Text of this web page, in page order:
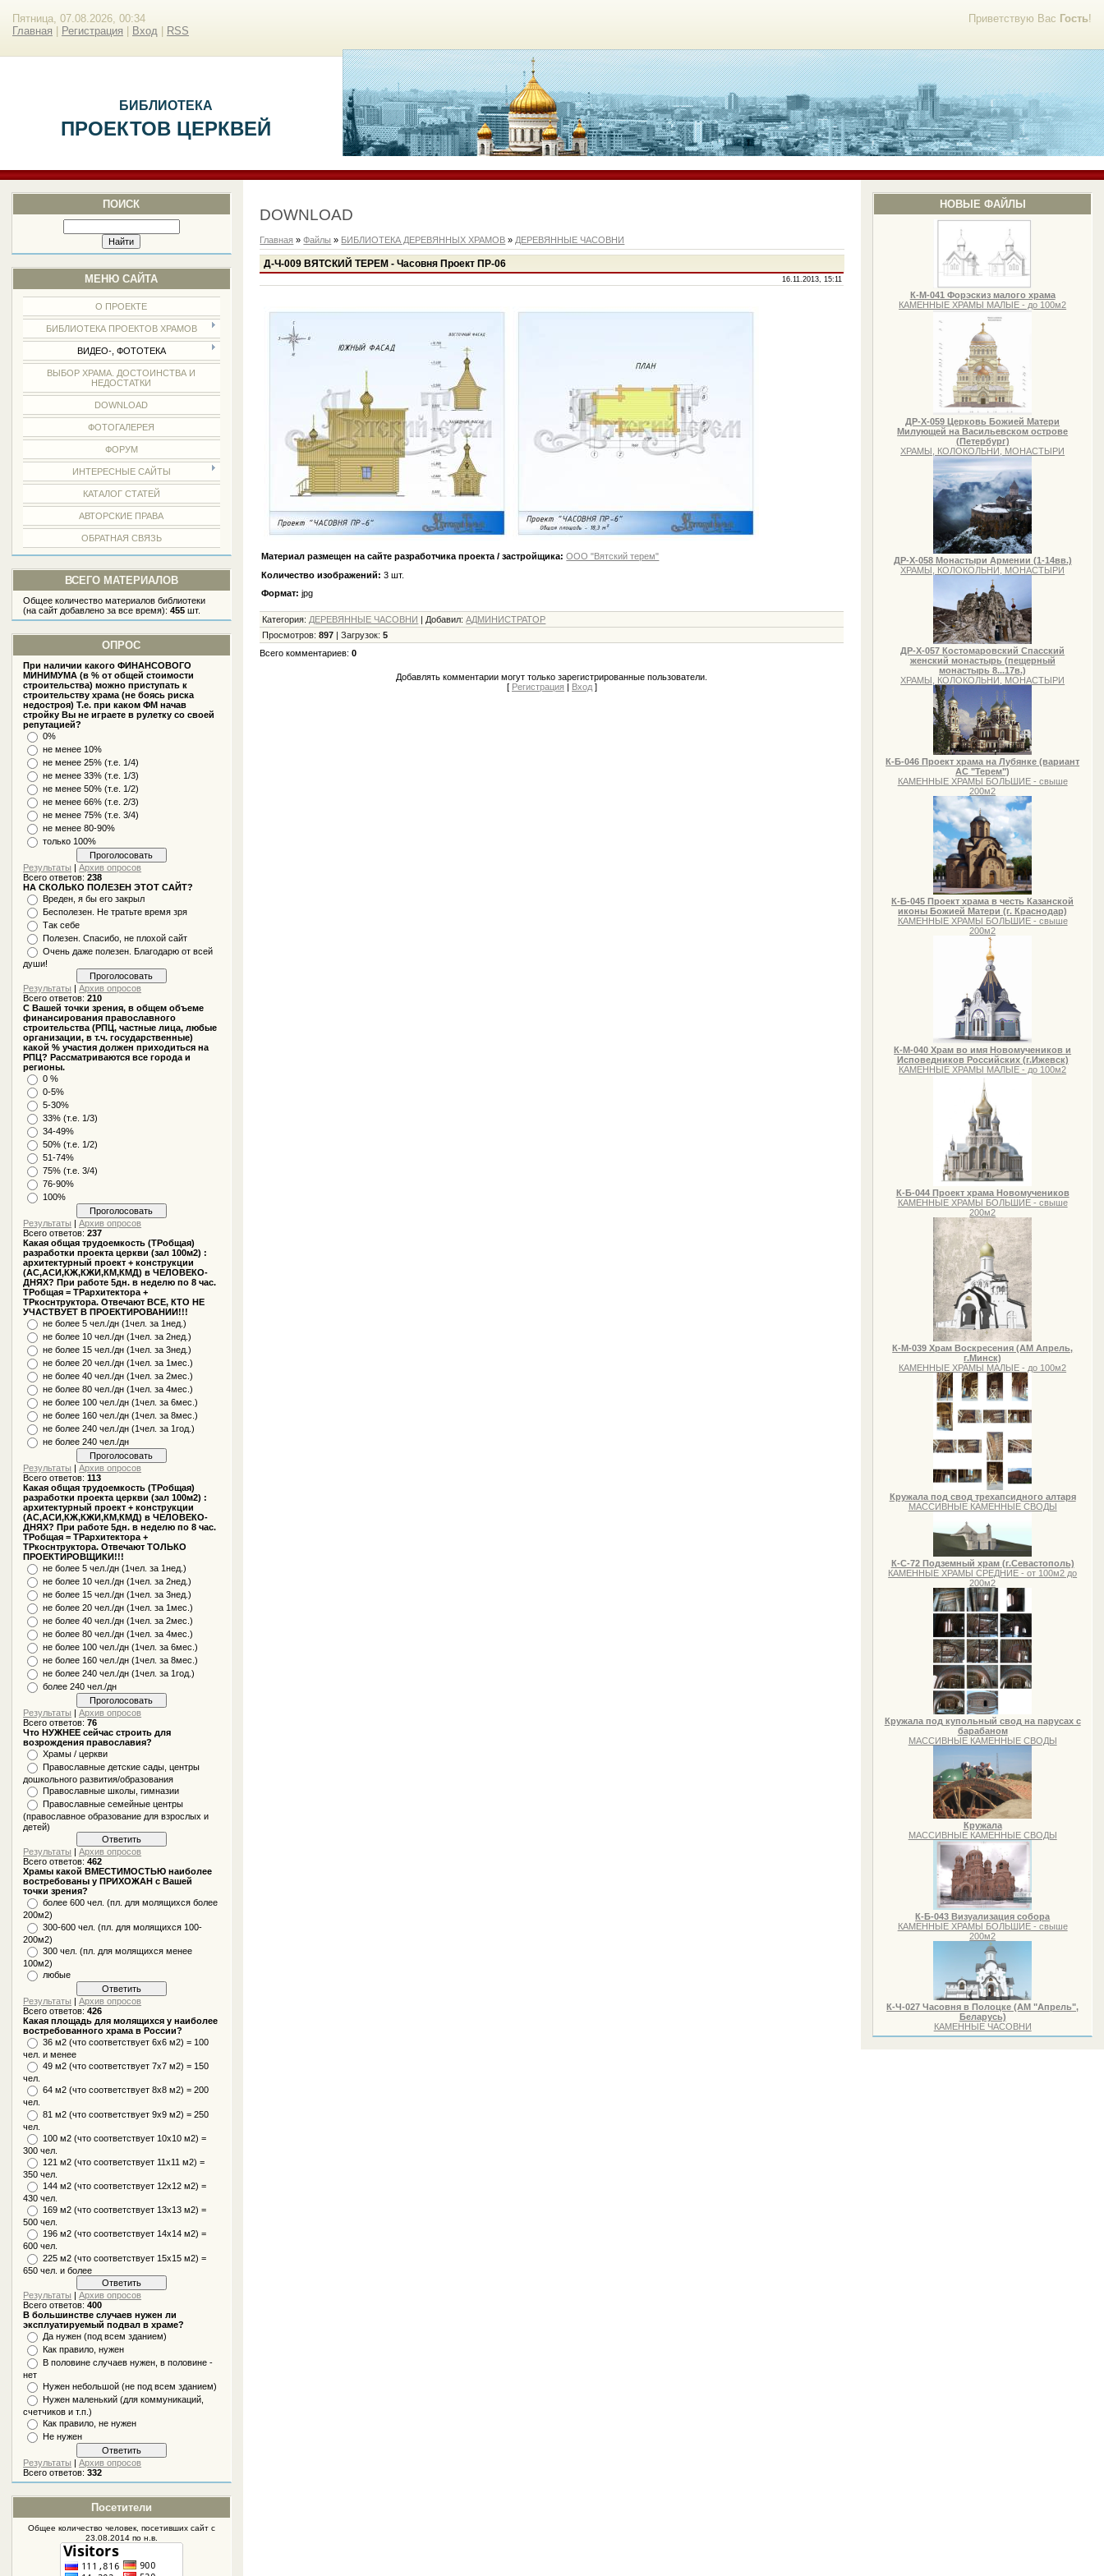
Приветствую Вас Гость!
Пятница, 07.08.2026, 00:34
Главная
Регистрация Вход RSS
БИБЛИОТЕКА
ПРОЕКТОВ ЦЕРКВЕЙ
ПОИСК
МЕНЮ САЙТА
О ПРОЕКТЕ
БИБЛИОТЕКА ПРОЕКТОВ ХРАМОВ
ВИДЕО-, ФОТОТЕКА
ВЫБОР ХРАМА. ДОСТОИНСТВА И
НЕДОСТАТКИ
DOWNLOAD
ФОТОГАЛЕРЕЯ
ФОРУМ
ИНТЕРЕСНЫЕ САЙТЫ
КАТАЛОГ СТАТЕЙ
АВТОРСКИЕ ПРАВА
ОБРАТНАЯ СВЯЗЬ
ВСЕГО МАТЕРИАЛОВ
Общее количество материалов библиотеки
(на сайт добавлено за все время):455 шт.
ОПРОС
При наличии какого ФИНАНСОВОГО
МИНИМУМА (в % от общей стоимости
строительства) можно приступать к
строительству храма (не боясь риска
недостроя) Т.е. при каком ФМ начав
стройку Вы не играете в рулетку со своей
репутацией?
0%
не менее 10%
не менее 25% (т.е. 1/4)
не менее 33% (т.е. 1/3)
не менее 50% (т.е. 1/2)
не менее 66% (т.е. 2/3)
не менее 75% (т.е. 3/4)
не менее 80-90%
только 100%
Результаты |Архив опросов
Всего ответов:238
НА СКОЛЬКО ПОЛЕЗЕН ЭТОТ САЙТ?
Вреден, я бы его закрыл
Бесполезен. Не тратьте время зря
Так себе
Полезен. Спасибо, не плохой сайт
Очень даже полезен. Благодарю от всей
души!
Результаты |Архив опросов
Всего ответов:210
С Вашей точки зрения, в общем объеме
финансирования православного
строительства (РПЦ, частные лица, любые
организации, в т.ч. государственные)
какой % участия должен приходиться на
РПЦ? Рассматриваются все города и
регионы.
0 %
0-5%
5-30%
33% (т.е. 1/3)
34-49%
50% (т.е. 1/2)
51-74%
75% (т.е. 3/4)
76-90%
100%
Результаты |Архив опросов
Всего ответов:237
Какая общая трудоемкость (ТРобщая)
разработки проекта церкви (зал 100м2) :
архитектурный проект + конструкции
(АС,АСИ,КЖ,КЖИ,КМ,КМД) в ЧЕЛОВЕКО-
ДНЯХ? При работе 5дн. в неделю по 8 час.
ТРобщая = ТРархитектора +
ТРкоснтруктора. Отвечают ВСЕ, КТО НЕ
УЧАСТВУЕТ В ПРОЕКТИРОВАНИИ!!!
не более 5 чел./дн (1чел. за 1нед.)
не более 10 чел./дн (1чел. за 2нед.)
не более 15 чел./дн (1чел. за 3нед.)
не более 20 чел./дн (1чел. за 1мес.)
не более 40 чел./дн (1чел. за 2мес.)
не более 80 чел./дн (1чел. за 4мес.)
не более 100 чел./дн (1чел. за 6мес.)
не более 160 чел./дн (1чел. за 8мес.)
не более 240 чел./дн (1чел. за 1год.)
не более 240 чел./дн
Результаты |Архив опросов
Всего ответов:113
Какая общая трудоемкость (ТРобщая)
разработки проекта церкви (зал 100м2) :
архитектурный проект + конструкции
(АС,АСИ,КЖ,КЖИ,КМ,КМД) в ЧЕЛОВЕКО-
ДНЯХ? При работе 5дн. в неделю по 8 час.
ТРобщая = ТРархитектора +
ТРкоснтруктора. Отвечают ТОЛЬКО
ПРОЕКТИРОВЩИКИ!!!
не более 5 чел./дн (1чел. за 1нед.)
не более 10 чел./дн (1чел. за 2нед.)
не более 15 чел./дн (1чел. за 3нед.)
не более 20 чел./дн (1чел. за 1мес.)
не более 40 чел./дн (1чел. за 2мес.)
не более 80 чел./дн (1чел. за 4мес.)
не более 100 чел./дн (1чел. за 6мес.)
не более 160 чел./дн (1чел. за 8мес.)
не более 240 чел./дн (1чел. за 1год.)
более 240 чел./дн
Результаты |Архив опросов
Всего ответов:76
Что НУЖНЕЕ сейчас строить для
возрождения православия?
Храмы / церкви
Православные детские сады, центры
дошкольного развития/образования
Православные школы, гимназии
Православные семейные центры
(православное образование для взрослых и
детей)
Результаты |Архив опросов
Всего ответов:462
Храмы какой ВМЕСТИМОСТЬЮ наиболее
востребованы у ПРИХОЖАН с Вашей
точки зрения?
более 600 чел. (пл. для молящихся более
200м2)
300-600 чел. (пл. для молящихся 100-
200м2)
300 чел. (пл. для молящихся менее
100м2)
любые
Результаты |Архив опросов
Всего ответов:426
Какая площадь для молящихся у наиболее
востребованного храма в России?
36 м2 (что соответствует 6x6 м2) = 100
чел. и менее
49 м2 (что соответствует 7x7 м2) = 150
чел.
64 м2 (что соответствует 8x8 м2) = 200
чел.
81 м2 (что соответствует 9х9 м2) = 250
чел.
100 м2 (что соответствует 10x10 м2) =
300 чел.
121 м2 (что соответствует 11х11 м2) =
350 чел.
144 м2 (что соответствует 12х12 м2) =
430 чел.
169 м2 (что соответствует 13х13 м2) =
500 чел.
196 м2 (что соответствует 14х14 м2) =
600 чел.
225 м2 (что соответствует 15х15 м2) =
650 чел. и более
Результаты |Архив опросов
Всего ответов:400
В большинстве случаев нужен ли
эксплуатируемый подвал в храме?
Да нужен (под всем зданием)
Как правило, нужен
В половине случаев нужен, в половине -
нет
Нужен небольшой (не под всем зданием)
Нужен маленький (для коммуникаций,
счетчиков и т.п.)
Как правило, не нужен
Не нужен
Результаты |Архив опросов
Всего ответов:332
Посетители
Общее количество человек, посетивших сайт с
23.08.2014 по н.в.
НОВЫЕ ФАЙЛЫ
К-М-041 Форэскиз малого храма
КАМЕННЫЕ ХРАМЫ МАЛЫЕ - до 100м2
ДР-Х-059 Церковь Божией Матери
Милующей на Васильевском острове
(Петербург)
ХРАМЫ, КОЛОКОЛЬНИ, МОНАСТЫРИ
ДР-Х-058 Монастыри Армении (1-14вв.)
ХРАМЫ, КОЛОКОЛЬНИ, МОНАСТЫРИ
ДР-Х-057 Костомаровский Спасский
женский монастырь (пещерный
монастырь 8...17в.)
ХРАМЫ, КОЛОКОЛЬНИ, МОНАСТЫРИ
К-Б-046 Проект храма на Лубянке (вариант
АС "Терем")
КАМЕННЫЕ ХРАМЫ БОЛЬШИЕ - свыше
200м2
К-Б-045 Проект храма в честь Казанской
иконы Божией Матери (г. Краснодар)
КАМЕННЫЕ ХРАМЫ БОЛЬШИЕ - свыше
200м2
К-М-040 Храм во имя Новомучеников и
Исповедников Российских (г.Ижевск)
КАМЕННЫЕ ХРАМЫ МАЛЫЕ - до 100м2
К-Б-044 Проект храма Новомучеников
КАМЕННЫЕ ХРАМЫ БОЛЬШИЕ - свыше
200м2
К-М-039 Храм Воскресения (АМ Апрель,
г.Минск)
КАМЕННЫЕ ХРАМЫ МАЛЫЕ - до 100м2
Кружала под свод трехапсидного алтаря
МАССИВНЫЕ КАМЕННЫЕ СВОДЫ
К-С-72 Подземный храм (г.Севастополь)
КАМЕННЫЕ ХРАМЫ СРЕДНИЕ - от 100м2 до
200м2
Кружала под купольный свод на парусах с
барабаном
МАССИВНЫЕ КАМЕННЫЕ СВОДЫ
Кружала
МАССИВНЫЕ КАМЕННЫЕ СВОДЫ
К-Б-043 Визуализация собора
КАМЕННЫЕ ХРАМЫ БОЛЬШИЕ - свыше
200м2
К-Ч-027 Часовня в Полоцке (АМ "Апрель",
Беларусь)
КАМЕННЫЕ ЧАСОВНИ
DOWNLOAD
Главная »Файлы » БИБЛИОТЕКА ДЕРЕВЯННЫХ ХРАМОВ » ДЕРЕВЯННЫЕ ЧАСОВНИ
Д-Ч-009 ВЯТСКИЙ ТЕРЕМ - Часовня Проект ПР-06
16.11.2013, 15:11
Материал размещен на сайте разработчика проекта / застройщика: ООО "Вятский терем"
Количество изображений:3 шт.
Формат: jpg
Категория: ДЕРЕВЯННЫЕ ЧАСОВНИ Добавил:АДМИНИСТРАТОР
Просмотров:897 |Загрузок:5
Всего комментариев:0
Добавлять комментарии могут только зарегистрированные пользователи.
[ Регистрация Вход]